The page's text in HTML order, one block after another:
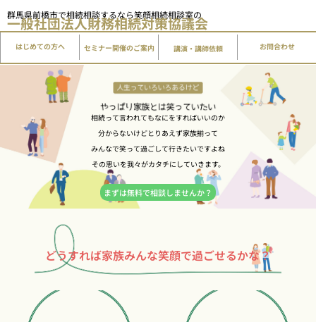
容
群馬県前橋市で相続相談するなら笑顔相続相談室の
一般社団法人財務相続対策協議会
はじめての方へ セミナー開催のご案内 講演・講師依頼 お問合わせ
相続って言われてもなにをすればいいのか
分からないけどとりあえず家族揃って
みんなで笑って過ごして行きたいですよね
その思いを我々がカタチにしていきます。
まずは無料で相談しませんか？
どうすれば家族みんな笑顔で過ごせるかな？